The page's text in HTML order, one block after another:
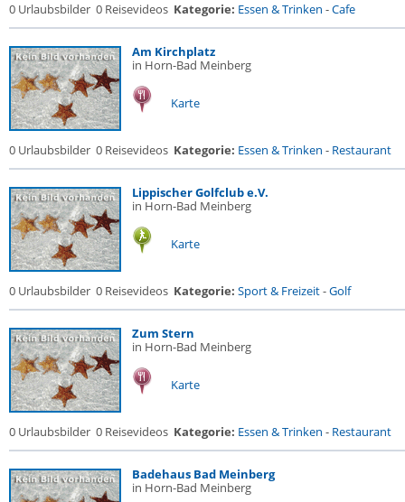
0 Urlaubsbilder 0 Reisevideos Kategorie: Essen & Trinken -Cafe
Am Kirchplatz
in Horn-Bad Meinberg
Karte
0 Urlaubsbilder 0 Reisevideos Kategorie: Essen & Trinken - Restaurant
Lippischer Golfclub e.V.
in Horn-Bad Meinberg
Karte
0 Urlaubsbilder 0 Reisevideos Kategorie: Sport & Freizeit-Golf
Zum Stern
in Horn-Bad Meinberg
Karte
0 Urlaubsbilder 0 Reisevideos Kategorie: Essen & Trinken - Restaurant
Badehaus Bad Meinberg
in Horn-Bad Meinberg